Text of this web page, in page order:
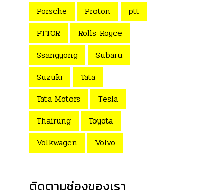
Porsche
Proton
ptt
PTTOR
Rolls Royce
Ssangyong
Subaru
Suzuki
Tata
Tata Motors
Tesla
Thairung
Toyota
Volkwagen
Volvo
ติดตามช่องของเรา